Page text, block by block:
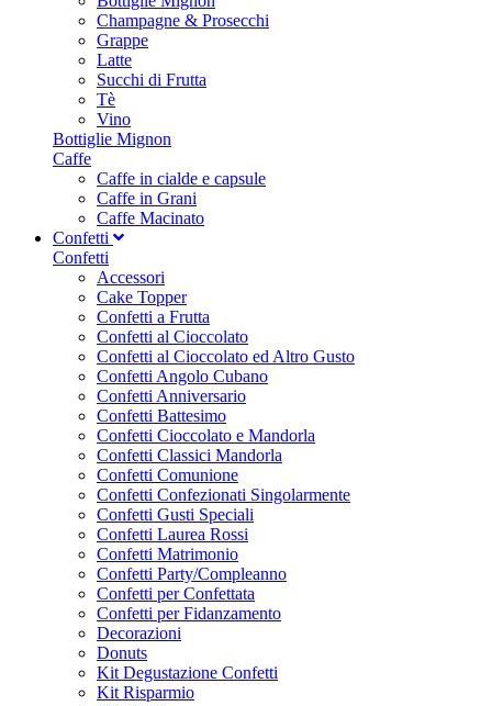
Champagne & Prosecchi
Grappe
Latte
Succhi di Frutta
Tè
Vino
Bottiglie Mignon
Caffe
Caffe in cialde e capsule
Caffe in Grani
Caffe Macinato
Confetti
Confetti
Accessori
Cake Topper
Confetti a Frutta
Confetti al Cioccolato
Confetti al Cioccolato ed Altro Gusto
Confetti Angolo Cubano
Confetti Anniversario
Confetti Battesimo
Confetti Cioccolato e Mandorla
Confetti Classici Mandorla
Confetti Comunione
Confetti Confezionati Singolarmente
Confetti Gusti Speciali
Confetti Laurea Rossi
Confetti Matrimonio
Confetti Party/Compleanno
Confetti per Confettata
Confetti per Fidanzamento
Decorazioni
Donuts
Kit Degustazione Confetti
Kit Risparmio